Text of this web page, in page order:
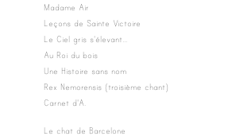
Madame Air
Leçons de Sainte Victoire
Le Ciel gris s'élevant...
Au Roi du bois
Une Histoire sans nom
Rex Nemorensis (troisième chant)
Carnet d'A.
Le chat de Barcelone